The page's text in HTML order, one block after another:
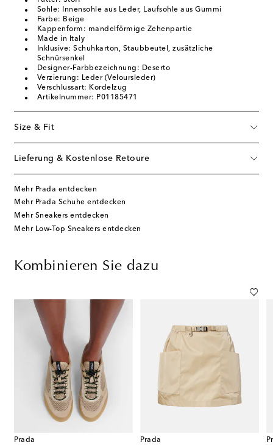
Sohle: Innensohle aus Leder, Laufsohle aus Gummi
Farbe: Beige
Kappenform: mandelförmige Zehenpartie
Made in Italy
Inklusive: Schuhkarton, Staubbeutel, zusätzliche
Schnürsenkel
Designer-Farbbezeichnung: Deserto
Verzierung: Leder (Veloursleder)
Verschlussart: Kordelzug
Artikelnummer: P01185471
Size & Fit
Lieferung & Kostenlose Retoure
Mehr Prada entdecken
Mehr Prada Schuhe entdecken
Mehr Sneakers entdecken
Mehr Low-Top Sneakers entdecken
Kombinieren Sie dazu
Prada Prada